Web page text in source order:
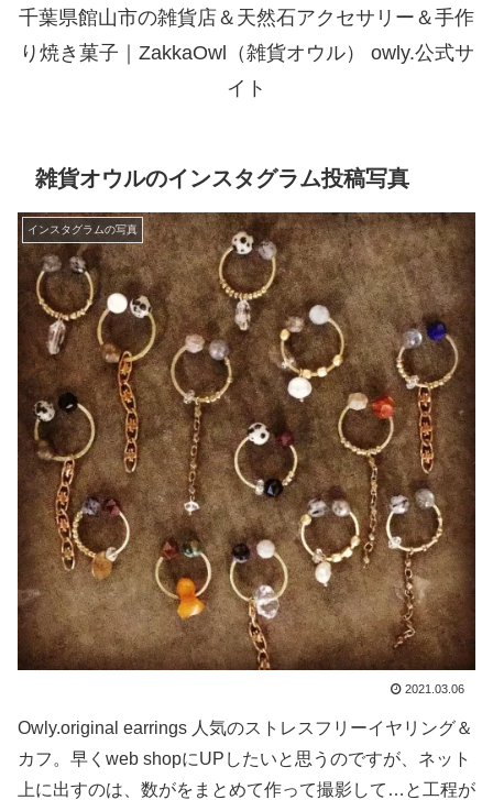
千葉県館山市の雑貨店＆天然石アクセサリー＆手作
り焼き菓子｜ZakkaOwl（雑貨オウル） owly.公式サ
イト
雑貨オウルのインスタグラム投稿写真
インスタグラムの写真
2021.03.06
Owly.original earrings 人気のストレスフリーイヤリング＆
カフ。早くweb shopにUPしたいと思うのですが、ネット
上に出すのは、数がをまとめて作って撮影して…と工程が